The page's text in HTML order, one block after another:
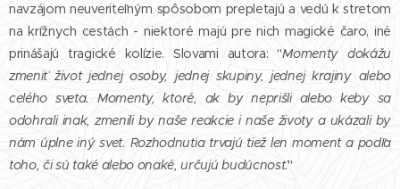
navzájom neuveriteľným spôsobom prepletajú a vedú k stretom
na krížnych cestách - niektoré majú pre nich magické čaro, iné
prinášajú tragické kolízie. Slovami autora: "Momenty dokážu
zmeniť život jednej osoby, jednej skupiny, jednej krajiny alebo
celého sveta. Momenty, ktoré, ak by neprišli alebo keby sa
odohrali inak, zmenili by naše reakcie i naše životy a ukázali by
nám úplne iný svet. Rozhodnutia trvajú tiež len moment a podľa
toho, či sú také alebo onaké, určujú budúcnosť."